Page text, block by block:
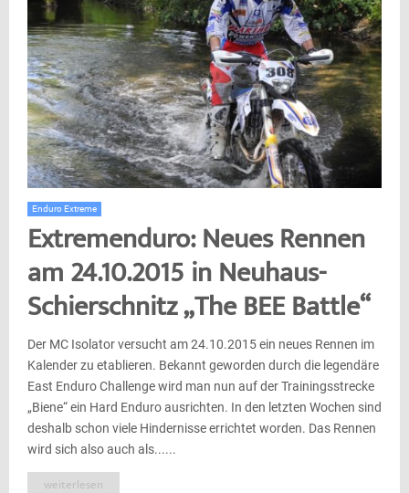
Enduro Extreme
Extremenduro: Neues Rennen
am 24.10.2015 in Neuhaus-
Schierschnitz „The BEE Battle“
Der MC Isolator versucht am 24.10.2015 ein neues Rennen im
Kalender zu etablieren. Bekannt geworden durch die legendäre
East Enduro Challenge wird man nun auf der Trainingsstrecke
„Biene“ ein Hard Enduro ausrichten. In den letzten Wochen sind
deshalb schon viele Hindernisse errichtet worden. Das Rennen
wird sich also auch als......
weiterlesen